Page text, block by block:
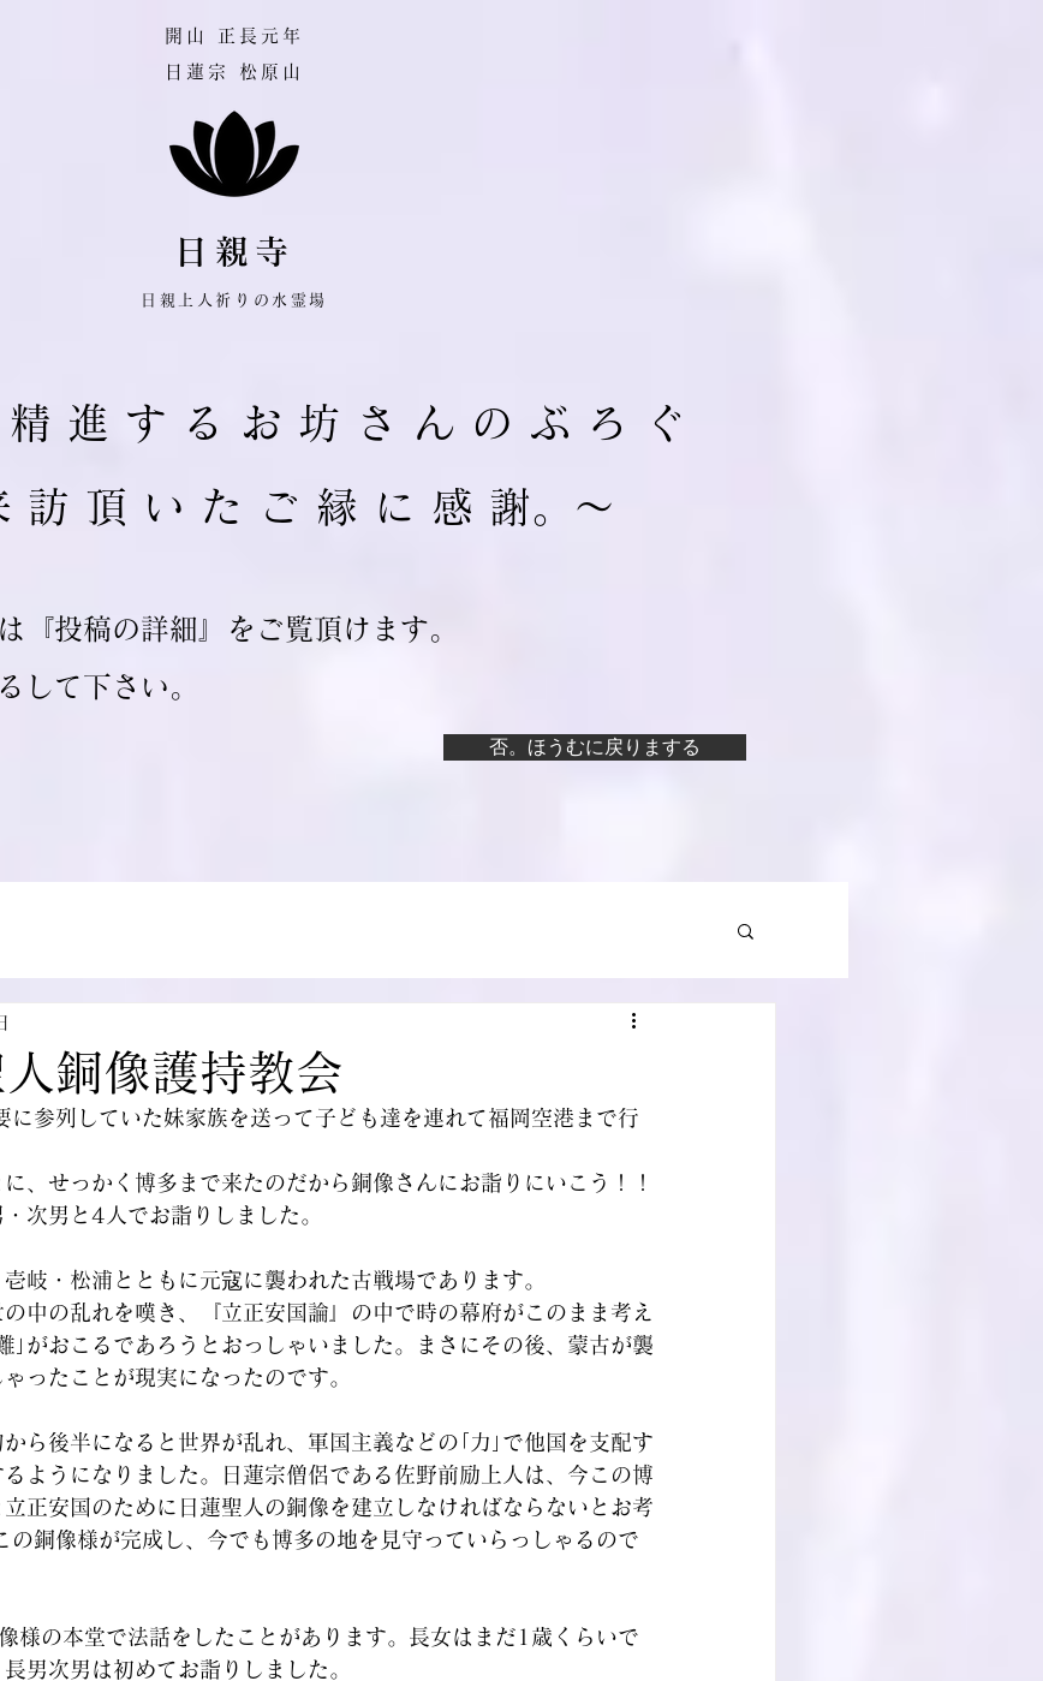
​開山 正長元年
日蓮宗 松原山
日親寺
日親上人祈りの水霊場
進 す る お 坊 さ ん の ぶ ろ ぐ
訪 頂 い た ご 縁 に 感 謝。～
『投稿の詳細』をご覧頂けます。
して下さい。
否。ほうむに戻りまする
銅像護持教会
参列していた妹家族を送って子ども達を連れて福岡空港まで行
、せっかく博多まで来たのだから銅像さんにお詣りにいこう！！
次男と4人でお詣りしました。
岐・松浦とともに元寇に襲われた古戦場であります。
中の乱れを嘆き、『立正安国論』の中で時の幕府がこのまま考え
｣がおこるであろうとおっしゃいました。まさにその後、蒙古が襲
ったことが現実になったのです。
ら後半になると世界が乱れ、軍国主義などの｢力｣で他国を支配す
ようになりました。日蓮宗僧侶である佐野前励上人は、今この博
正安国のために日蓮聖人の銅像を建立しなければならないとお考
の銅像様が完成し、今でも博多の地を見守っていらっしゃるので
様の本堂で法話をしたことがあります。長女はまだ1歳くらいで
男次男は初めてお詣りしました。